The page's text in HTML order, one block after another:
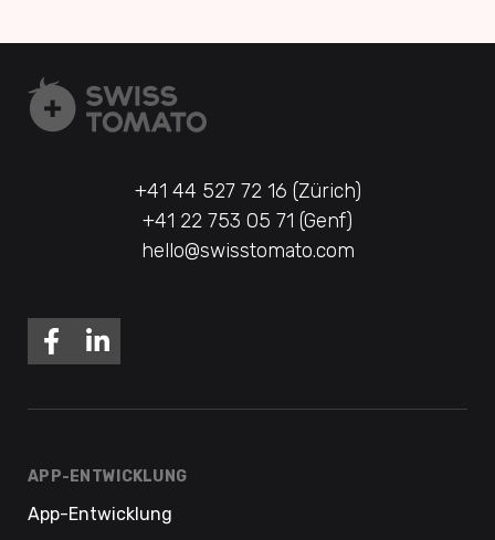
+41 44 527 72 16 (Zürich)
+41 22 753 05 71 (Genf)
hello@swisstomato.com
APP-ENTWICKLUNG
App-Entwicklung